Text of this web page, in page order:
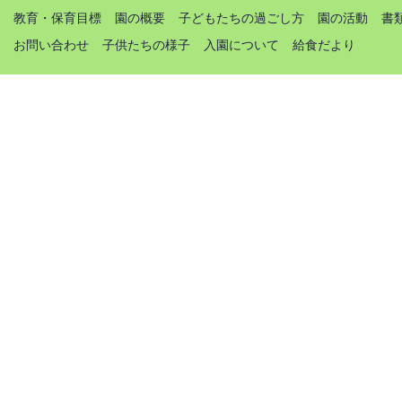
教育・保育目標 園の概要 子どもたちの過ごし方 園の活動
書
お問い合わせ
子供たちの様子 入園について 給食だより